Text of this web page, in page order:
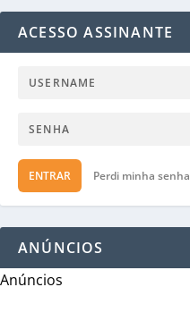
ACESSO ASSINANTE
ENTRAR Perdi minha senha
ANÚNCIOS
Anúncios